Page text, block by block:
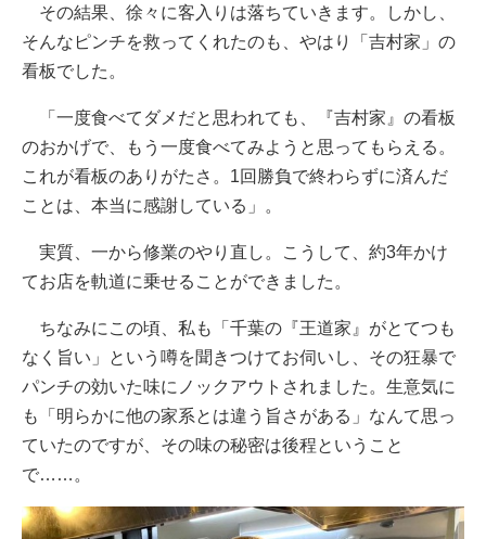
その結果、徐々に客入りは落ちていきます。しかし、
そんなピンチを救ってくれたのも、やはり「吉村家」の
看板でした。
「一度食べてダメだと思われても、『吉村家』の看板
のおかげで、もう一度食べてみようと思ってもらえる。
これが看板のありがたさ。1回勝負で終わらずに済んだ
ことは、本当に感謝している」。
実質、一から修業のやり直し。こうして、約3年かけ
てお店を軌道に乗せることができました。
ちなみにこの頃、私も「千葉の『王道家』がとてつも
なく旨い」という噂を聞きつけてお伺いし、その狂暴で
パンチの効いた味にノックアウトされました。生意気に
も「明らかに他の家系とは違う旨さがある」なんて思っ
ていたのですが、その味の秘密は後程ということ
で……。